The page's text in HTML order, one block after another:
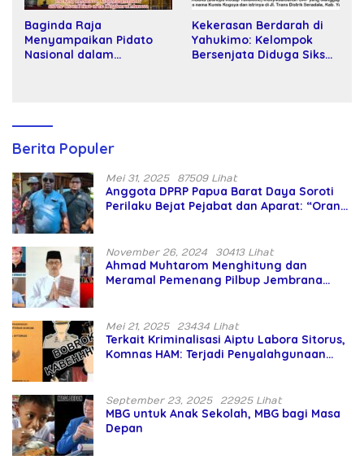
Baginda Raja
Menyampaikan Pidato
Nasional dalam
Kekerasan Berdarah di
Yahukimo: Kelompok
Bersenjata Diduga Siksa
Berita Populer
Mei 31, 2025 87509 Lihat
Anggota DPRP Papua Barat Daya Soroti
Perilaku Bejat Pejabat dan Aparat: “Orang
November 26, 2024 30413 Lihat
Ahmad Muhtarom Menghitung dan
Meramal Pemenang Pilbup Jembrana
Mei 21, 2025 23434 Lihat
Terkait Kriminalisasi Aiptu Labora Sitorus,
Komnas HAM: Terjadi Penyalahgunaan
September 23, 2025 22925 Lihat
MBG untuk Anak Sekolah, MBG bagi Masa
Depan